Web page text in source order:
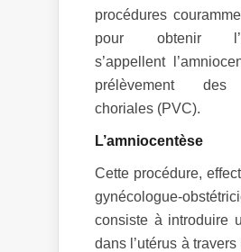
procédures
pour obtenir
s’appellent
prélèvement des
choriales (PVC).
L’amniocentèse
Cette procédure,
gynécologue-
consiste à introduire
dans l’utérus à travers